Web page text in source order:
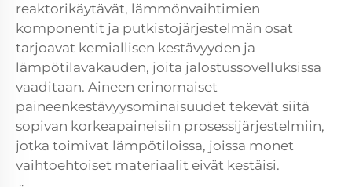
reaktorikäytävät, lämmönvaihtimien
komponentit ja putkistojärjestelmän osat
tarjoavat kemiallisen kestävyyden ja
lämpötilavakauden, joita jalostussovelluksissa
vaaditaan. Aineen erinomaiset
paineenkestävyysominaisuudet tekevät siitä
sopivan korkeapaineisiin prosessijärjestelmiin,
jotka toimivat lämpötiloissa, joissa monet
vaihtoehtoiset materiaalit eivät kestäisi.